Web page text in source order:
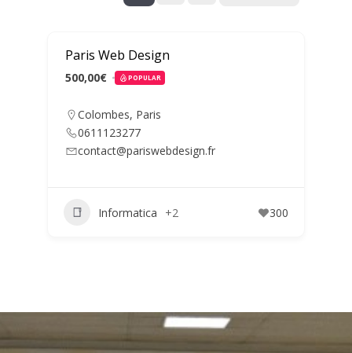
Paris Web Design
500,00€ POPULAR
Colombes, Paris
0611123277
contact@pariswebdesign.fr
Informatica +2 300